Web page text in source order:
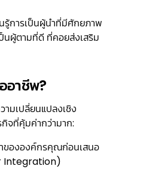
รู้การเป็นผู้นำที่มีศักยภาพ
นผู้ตามที่ดี ที่คอยส่งเสริม
อาชีพ?
ามเปลี่ยนแปลงเชิง
จที่คุ้มค่ากว่ามาก:
ขององค์กรคุณก่อนเสนอ
Integration)